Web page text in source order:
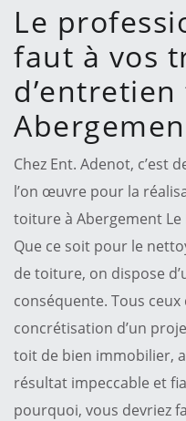
Le
faut à vos
Chez Ent. Adenot, c’est
l’on œuvre pour la
toiture à Abergement Le
Que ce soit pour le
de toiture, on dispose
conséquente. Tous
concrétisation d’un
toit de bien immobilier,
résultat impeccable et
pourquoi, vous devriez